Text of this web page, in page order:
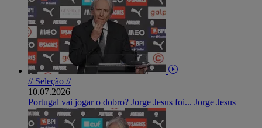
// Seleção //
10.07.2026
Portugal vai jogar o dobro? Jorge Jesus foi... Jorge Jesus